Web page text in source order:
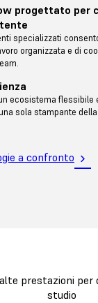
progettato per
specializzati
organizzata e di
ecosistema flessibile
sola stampante
a confronto
prestazioni per
studio